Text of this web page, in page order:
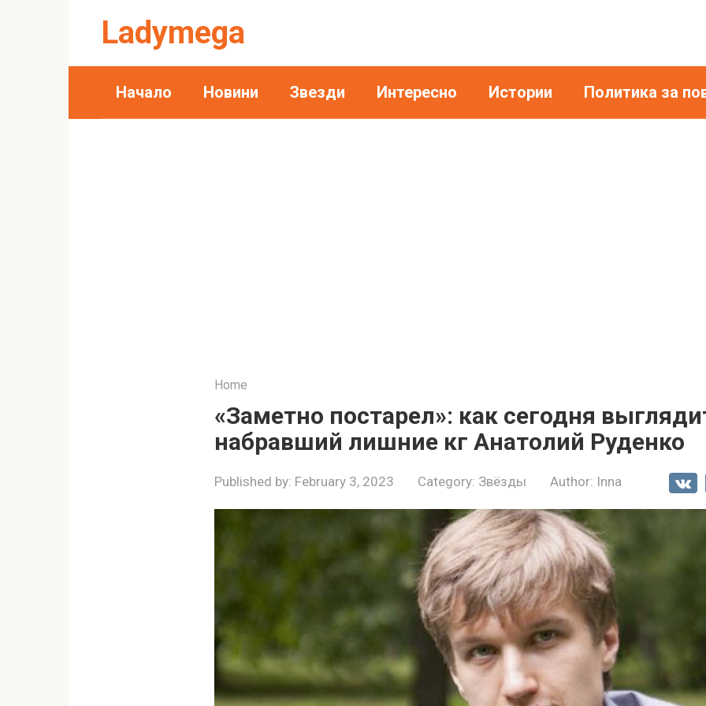
Ladymega
Начало Новини Звезди Интересно Истории Политика за
Home
«Заметно постарел»: как сегодня
набравший лишние кг Анатолий Руденко
Published by: February 3, 2023 Category: Звёзды Author: Inna